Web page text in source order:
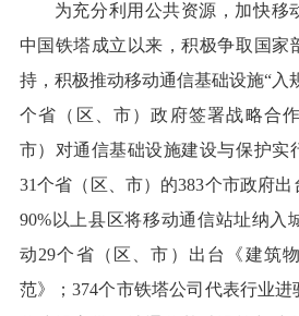
为充分利用公共资源，加快移
中国铁塔成立以来，积极争取国家
持，积极推动移动通信基础设施“入
个省（区、市）政府签署战略合
市）对通信基础设施建设与保护实
31个省（区、市）的383个市政府
90%以上县区将移动通信站址纳入
动29个省（区、市）出台《建筑
范》；374个市铁塔公司代表行业